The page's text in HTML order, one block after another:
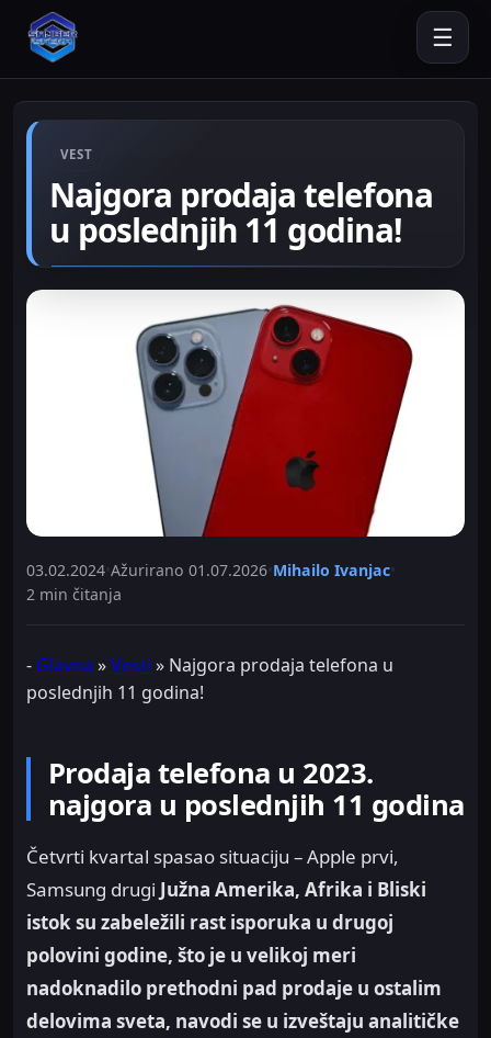
☰
VEST
Najgora prodaja telefona
u poslednjih 11 godina!
03.02.2024 Ažurirano 01.07.2026 Mihailo Ivanjac
2 min čitanja
- Glavna »Vesti » Najgora prodaja telefona u
poslednjih 11 godina!
Prodaja telefona u 2023.
najgora u poslednjih 11 godina
Četvrti kvartal spasao situaciju – Apple prvi,
Samsung drugi Južna Amerika, Afrika i Bliski
istok su zabeležili rast isporuka u drugoj
polovini godine, što je u velikoj meri
nadoknadilo prethodni pad prodaje u ostalim
delovima sveta, navodi se u izveštaju analitičke